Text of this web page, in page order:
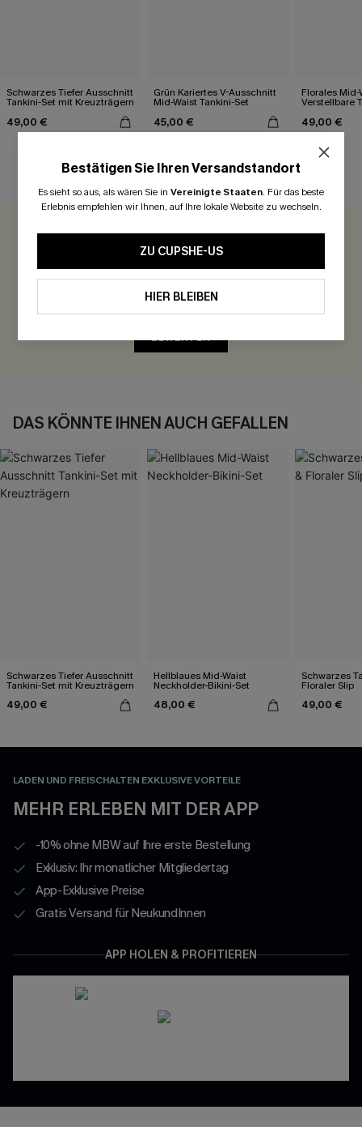
Schwarzes Tiefer Ausschnitt
Tankini-Set mit Kreuzträgern
49,00 €
Grün Kariertes V-Ausschnitt
Mid-Waist Tankini-Set
45,00 €
Florales Mid-
Verstellbare
49,00 €
Seien Sie der Erste, der bewertet
BEWERTEN
DAS KÖNNTE IHNEN AUCH GEFALLEN
Schwarzes Tiefer Ausschnitt
Tankini-Set mit Kreuzträgern
49,00 €
Hellblaues Mid-Waist
Neckholder-Bikini-Set
48,00 €
Schwarzes
Floraler Slip
49,00 €
LADEN UND FREISCHALTEN EXKLUSIVE VORTEILE
MEHR ERLEBEN MIT DER APP
-10% ohne MBW auf Ihre erste Bestellung
Exklusiv: Ihr monatlicher Mitgliedertag
App-Exklusive Preise
Gratis Versand für NeukundInnen
APP HOLEN & PROFITIEREN
Bestätigen Sie Ihren Versandstandort
Es sieht so aus, als wären Sie in Vereinigte Staaten. Für das beste
Erlebnis empfehlen wir Ihnen, auf Ihre lokale Website zu wechseln.
ZU CUPSHE-US
HIER BLEIBEN